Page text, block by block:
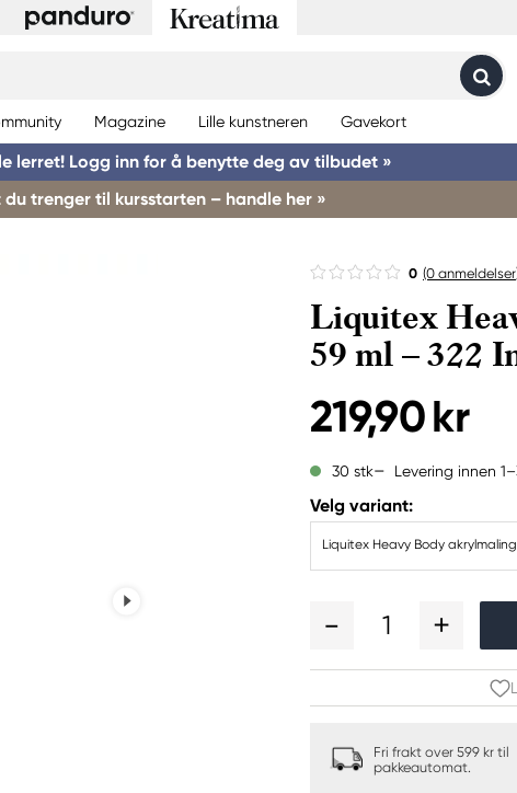
Magazine Lille kunstneren Gavekort
lerret! Logg inn for å benytte deg av tilbudet »
du trenger til kursstarten – handle her »
0 (0 anmeldelser
Liquitex
59 ml – 322
219,90 kr
30 stk Levering innen
Velg variant:
Liquitex Heavy Body
1
Fri frakt over 599 kr til
pakkeautomat.